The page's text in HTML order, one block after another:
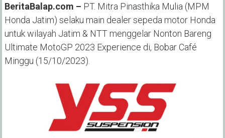
BeritaBalap.com – PT. Mitra Pinasthika Mulia (MPM
Honda Jatim) selaku main dealer sepeda motor Honda
untuk wilayah Jatim & NTT menggelar Nonton Bareng
Ultimate MotoGP 2023 Experience di, Bobar Café
Minggu (15/10/2023).